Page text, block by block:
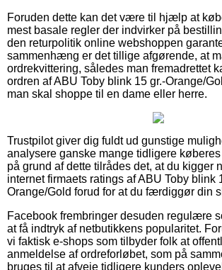
Foruden dette kan det være til hjælp at
mest basale regler der indvirker på
den returpolitik online webshoppen
sammenhæng er det tillige afgørende, at
ordrekvittering, således man fremadrettet
ordren af ABU Toby blink 15 gr.-Orange/
man skal shoppe til en dame eller herre.
Trustpilot giver dig fuldt ud gunstige
analysere ganske mange tidligere
på grund af dette tilrådes det, at du kigger
internet firmaets ratings af ABU Toby blink
Orange/Gold forud for at du færdiggør din
Facebook frembringer desuden regulære
at få indtryk af netbutikkens popularitet.
vi faktisk e-shops som tilbyder folk at
anmeldelse af ordreforløbet, som på
bruges til at afveje tidligere kunders